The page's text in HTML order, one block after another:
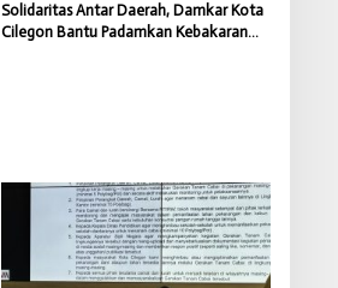
Solidaritas Antar Daerah, Damkar Kota
Cilegon Bantu Padamkan Kebakaran